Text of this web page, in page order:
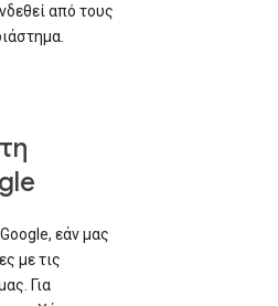
από τους
εάν μας
με τις
Για